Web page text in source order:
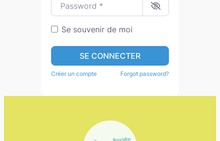
Se souvenir de moi
SE CONNECTER
Créer un compte Forgot password?